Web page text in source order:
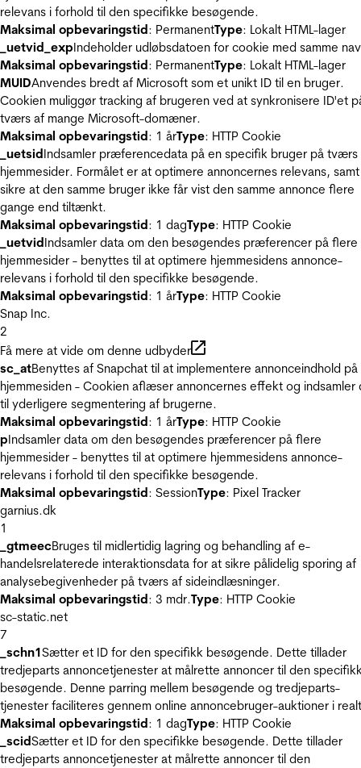
relevans i forhold til den specifikke besøgende.
Maksimal opbevaringstid: PermanentType: Lokalt HTML-lager
_uetvid_expIndeholder udløbsdatoen for cookie med samme
Maksimal opbevaringstid: PermanentType: Lokalt HTML-lager
MUIDAnvendes bredt af Microsoft som et unikt ID til en bruger.
Cookien muliggør tracking af brugeren ved at synkronisere ID'et
tværs af mange Microsoft-domæner.
Maksimal opbevaringstid: 1 årType: HTTP Cookie
_uetsidIndsamler præferencedata på en specifik bruger på tværs
hjemmesider. Formålet er at optimere annoncernes relevans, samt
sikre at den samme bruger ikke får vist den samme annonce flere
gange end tiltænkt.
Maksimal opbevaringstid: 1 dagType: HTTP Cookie
_uetvidIndsamler data om den besøgendes præferencer på flere
hjemmesider - benyttes til at optimere hjemmesidens annonce-
relevans i forhold til den specifikke besøgende.
Maksimal opbevaringstid: 1 årType: HTTP Cookie
Snap Inc.
2
Få mere at vide om denne udbyder
sc_atBenyttes af Snapchat til at implementere annonceindhold på
hjemmesiden - Cookien aflæser annoncernes effekt og indsamler
til yderligere segmentering af brugerne.
Maksimal opbevaringstid: 1 årType: HTTP Cookie
pIndsamler data om den besøgendes præferencer på flere
hjemmesider - benyttes til at optimere hjemmesidens annonce-
relevans i forhold til den specifikke besøgende.
Maksimal opbevaringstid: SessionType: Pixel Tracker
garnius.dk
1
_gtmeecBruges til midlertidig lagring og behandling af e-
handelsrelaterede interaktionsdata for at sikre pålidelig sporing af
analysebegivenheder på tværs af sideindlæsninger.
Maksimal opbevaringstid: 3 mdr.Type: HTTP Cookie
sc-static.net
7
_schn1Sætter et ID for den specifikk besøgende. Dette tillader
tredjeparts annoncetjenester at målrette annoncer til den
besøgende. Denne parring mellem besøgende og tredjeparts-
tjenester faciliteres gennem online annoncebruger-auktioner i
Maksimal opbevaringstid: 1 dagType: HTTP Cookie
_scidSætter et ID for den specifikke besøgende. Dette tillader
tredjeparts annoncetjenester at målrette annoncer til den